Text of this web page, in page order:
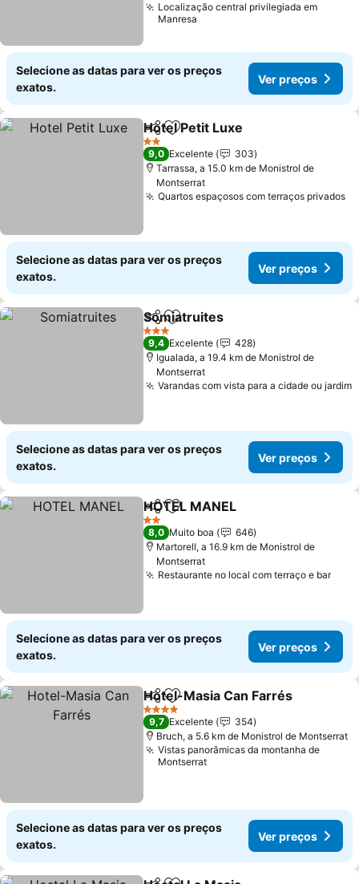
Localização central privilegiada em
Manresa
Selecione as datas para ver os preços
exatos.
Ver preços
PartilharAdicionar aos favoritos
Hotel Petit Luxe
2 Estrelas
9,0 Excelente
303
Tarrassa, a 15.0 km de Monistrol de
Montserrat
Quartos espaçosos com terraços privados
Selecione as datas para ver os preços
exatos.
Ver preços
PartilharAdicionar aos favoritos
Somiatruites
3 Estrelas
9,4 Excelente
428
Igualada, a 19.4 km de Monistrol de
Montserrat
Varandas com vista para a cidade ou jardim
Selecione as datas para ver os preços
exatos.
Ver preços
PartilharAdicionar aos favoritos
HOTEL MANEL
2 Estrelas
8,0 Muito boa
646
Martorell, a 16.9 km de Monistrol de
Montserrat
Restaurante no local com terraço e bar
Selecione as datas para ver os preços
exatos.
Ver preços
PartilharAdicionar aos favoritos
Hotel-Masia Can Farrés
4 Estrelas
9,7 Excelente
354
Bruch, a 5.6 km de Monistrol de Montserrat
Vistas panorâmicas da montanha de
Montserrat
Selecione as datas para ver os preços
exatos.
Ver preços